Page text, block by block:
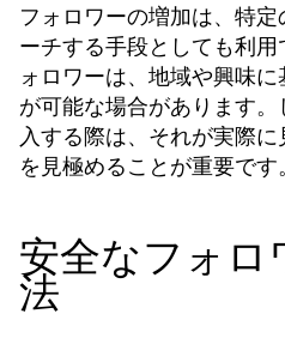
フォロワーの増加は、特
ーチする手段としても利
ォロワーは、地域や興味
が可能な場合があります
入する際は、それが実際
を見極めることが重要です。
安全なフォロ
法